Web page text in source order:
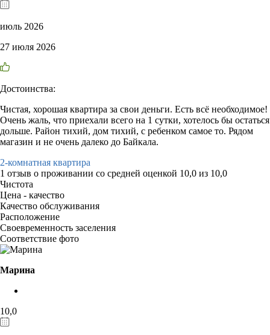
июль 2026
27 июля 2026
Достоинства:
Чистая, хорошая квартира за свои деньги. Есть всё необходимое!
Очень жаль, что приехали всего на 1 сутки, хотелось бы остаться
дольше. Район тихий, дом тихий, с ребенком самое то. Рядом
магазин и не очень далеко до Байкала.
2-комнатная квартира
1 отзыв о проживании со средней оценкой 10,0 из 10,0
Чистота
Цена - качество
Качество обслуживания
Расположение
Своевременность заселения
Соответствие фото
Марина
10,0